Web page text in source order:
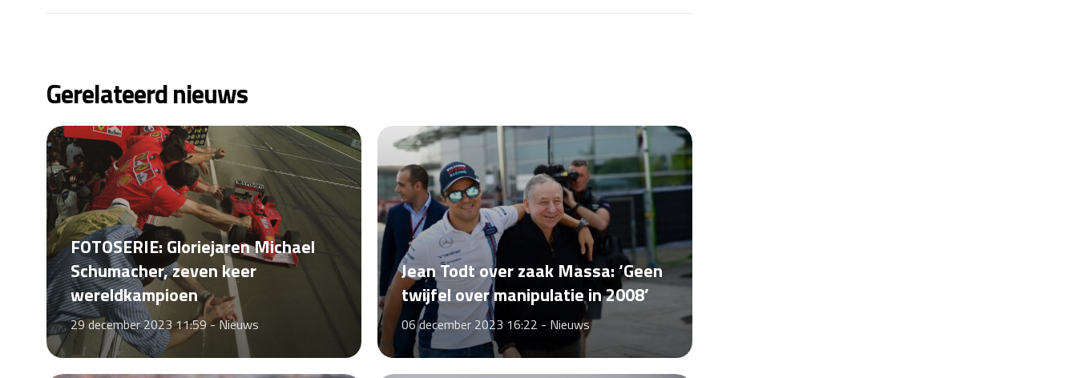
Gerelateerd nieuws
FOTOSERIE: Gloriejaren Michael
Schumacher, zeven keer
wereldkampioen
29 december 2023 11:59 -Nieuws
Jean Todt over zaak Massa: ‘Geen
twijfel over manipulatie in 2008’
06 december 2023 16:22 - Nieuws